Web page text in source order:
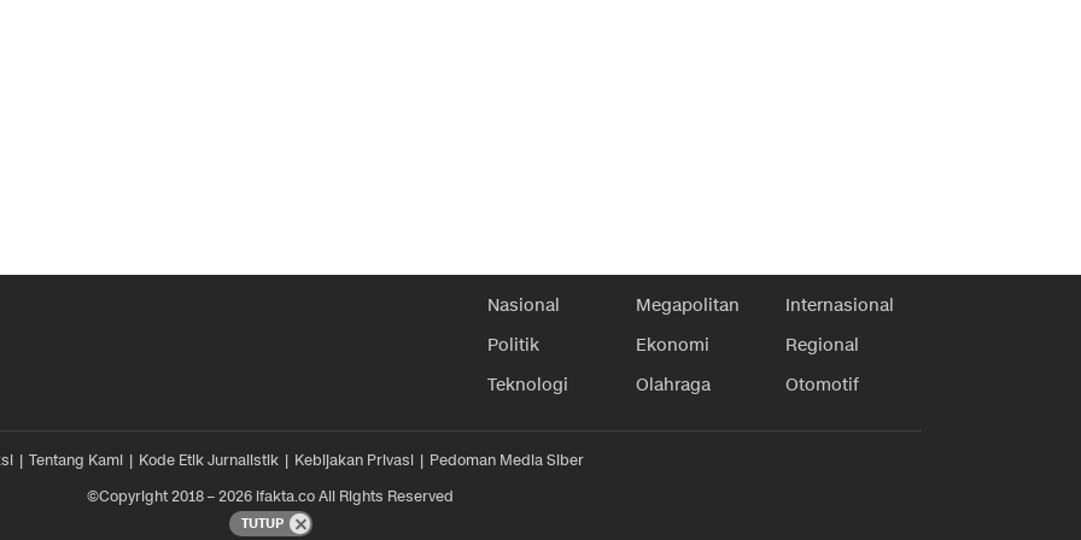
Nasional Megapolitan
Internasional
Politik
Ekonomi
Regional
Teknologi
Olahraga Otomotif
Tentang Kami Kode Etik Jurnalistik Kebijakan Privasi
Pedoman Media Siber
©Copyright 2018 – 2026 ifakta.co All Rights Reserved
TUTUP